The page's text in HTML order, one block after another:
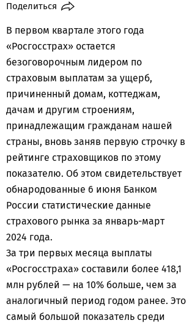
Поделиться
В первом квартале этого года
«Росгосстрах» остается
безоговорочным лидером по
страховым выплатам за ущерб,
причиненный домам, коттеджам,
дачам и другим строениям,
принадлежащим гражданам нашей
страны, вновь заняв первую строчку в
рейтинге страховщиков по этому
показателю. Об этом свидетельствует
обнародованные 6 июня Банком
России статистические данные
страхового рынка за январь-март
2024 года.
За три первых месяца выплаты
«Росгосстраха» составили более 418,1
млн рублей — на 10% больше, чем за
аналогичный период годом ранее. Это
самый большой показатель среди